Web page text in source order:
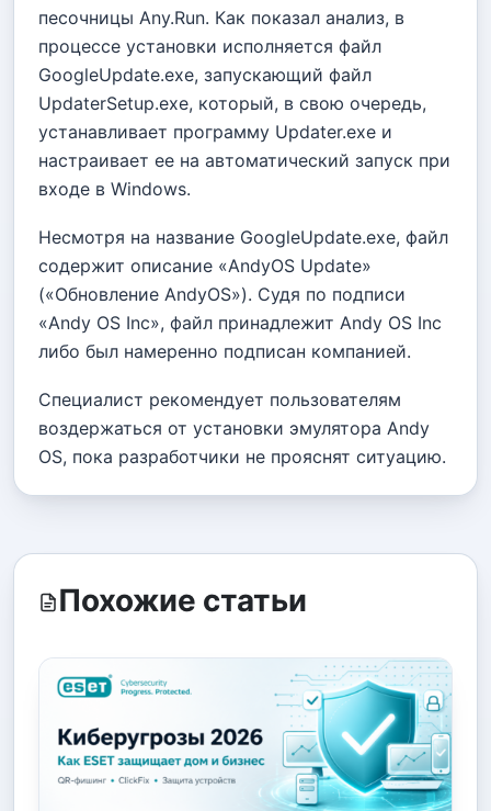
песочницы Any.Run. Как показал анализ, в
процессе установки исполняется файл
GoogleUpdate.exe, запускающий файл
UpdaterSetup.exe, который, в свою очередь,
устанавливает программу Updater.exe и
настраивает ее на автоматический запуск при
входе в Windows.
Несмотря на название GoogleUpdate.exe, файл
содержит описание «AndyOS Update»
(«Обновление AndyOS»). Судя по подписи
«Andy OS Inc», файл принадлежит Andy OS Inc
либо был намеренно подписан компанией.
Специалист рекомендует пользователям
воздержаться от установки эмулятора Andy
OS, пока разработчики не прояснят ситуацию.
Похожие статьи